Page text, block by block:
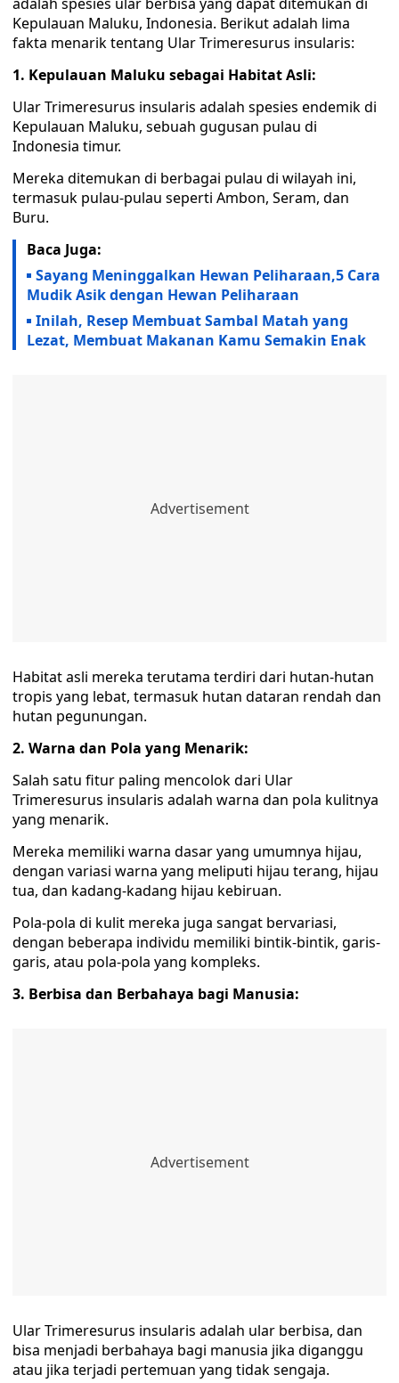
Kepulauan Maluku, Indonesia. Berikut adalah lima
fakta menarik tentang Ular Trimeresurus insularis:
1. Kepulauan Maluku sebagai Habitat Asli:
Ular Trimeresurus insularis adalah spesies endemik di
Kepulauan Maluku, sebuah gugusan pulau di
Indonesia timur.
Mereka ditemukan di berbagai pulau di wilayah ini,
termasuk pulau-pulau seperti Ambon, Seram, dan
Buru.
Baca Juga:
Sayang Meninggalkan Hewan Peliharaan,5 Cara
Mudik Asik dengan Hewan Peliharaan
Inilah, Resep Membuat Sambal Matah yang
Lezat, Membuat Makanan Kamu Semakin Enak
Habitat asli mereka terutama terdiri dari hutan-hutan
tropis yang lebat, termasuk hutan dataran rendah dan
hutan pegunungan.
2. Warna dan Pola yang Menarik:
Salah satu fitur paling mencolok dari Ular
Trimeresurus insularis adalah warna dan pola kulitnya
yang menarik.
Mereka memiliki warna dasar yang umumnya hijau,
dengan variasi warna yang meliputi hijau terang, hijau
tua, dan kadang-kadang hijau kebiruan.
Pola-pola di kulit mereka juga sangat bervariasi,
dengan beberapa individu memiliki bintik-bintik, garis-
garis, atau pola-pola yang kompleks.
3. Berbisa dan Berbahaya bagi Manusia:
Ular Trimeresurus insularis adalah ular berbisa, dan
bisa menjadi berbahaya bagi manusia jika diganggu
atau jika terjadi pertemuan yang tidak sengaja.